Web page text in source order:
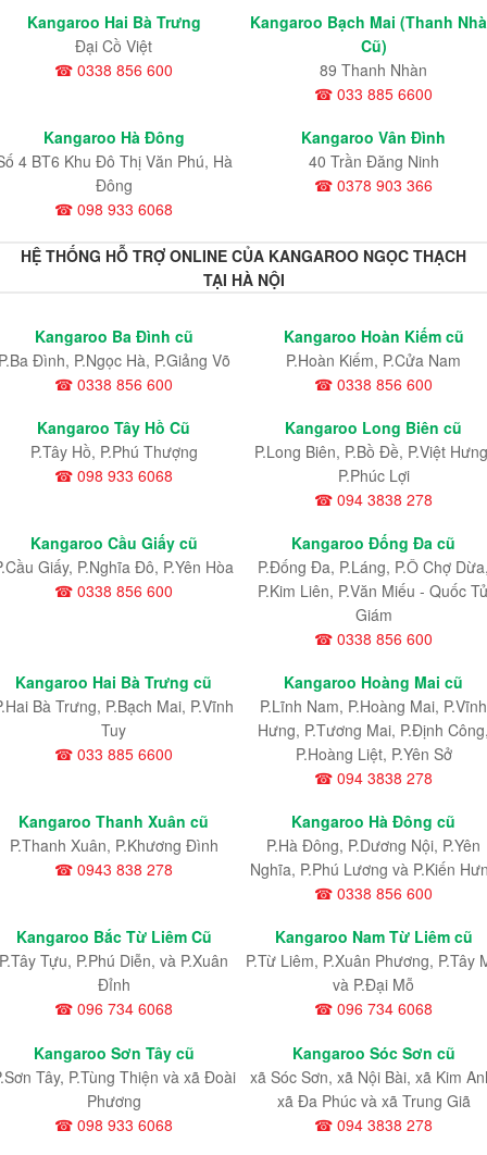
Kangaroo Hai Bà Trưng
Đại Cồ Việt
☎ 0338 856 600
Kangaroo Bạch Mai (Thanh
Cũ)
89 Thanh Nhàn
☎ 033 885 6600
Kangaroo Hà Đông
4 BT6 Khu Đô Thị Văn Phú, Hà
Đông
☎ 098 933 6068
Kangaroo Vân Đình
40 Trần Đăng Ninh
☎ 0378 903 366
HỆ THỐNG HỖ TRỢ ONLINE CỦA KANGAROO NGỌC THẠCH
TẠI HÀ NỘI
Kangaroo Ba Đình cũ
Đình, P.Ngọc Hà, P.Giảng Võ
☎ 0338 856 600
Kangaroo Hoàn Kiếm cũ
P.Hoàn Kiếm, P.Cửa Nam
☎ 0338 856 600
Kangaroo Tây Hồ Cũ
P.Tây Hồ, P.Phú Thượng
☎ 098 933 6068
Kangaroo Long Biên cũ
P.Long Biên, P.Bồ Đề, P.Việt
P.Phúc Lợi
☎ 094 3838 278
Kangaroo Cầu Giấy cũ
Giấy, P.Nghĩa Đô, P.Yên Hòa
☎ 0338 856 600
Kangaroo Đống Đa cũ
P.Đống Đa, P.Láng, P.Ô Chợ
P.Kim Liên, P.Văn Miếu - Quốc
Giám
☎ 0338 856 600
Kangaroo Hai Bà Trưng cũ
Bà Trưng, P.Bạch Mai, P.Vĩnh
Tuy
☎ 033 885 6600
Kangaroo Hoàng Mai cũ
P.Lĩnh Nam, P.Hoàng Mai, P.Vĩnh
Hưng, P.Tương Mai, P.Định
P.Hoàng Liệt, P.Yên Sở
☎ 094 3838 278
Kangaroo Thanh Xuân cũ
P.Thanh Xuân, P.Khương Đình
☎ 0943 838 278
Kangaroo Hà Đông cũ
P.Hà Đông, P.Dương Nội, P.Yên
Nghĩa, P.Phú Lương và P.Kiến
☎ 0338 856 600
Kangaroo Bắc Từ Liêm Cũ
P.Tây Tựu, P.Phú Diễn, và P.Xuân
Đỉnh
☎ 096 734 6068
Kangaroo Nam Từ Liêm cũ
P.Từ Liêm, P.Xuân Phương, P.Tây
và P.Đại Mỗ
☎ 096 734 6068
Kangaroo Sơn Tây cũ
Tây, P.Tùng Thiện và xã Đoài
Phương
☎ 098 933 6068
Kangaroo Sóc Sơn cũ
xã Sóc Sơn, xã Nội Bài, xã Kim
xã Đa Phúc và xã Trung Giã
☎ 094 3838 278